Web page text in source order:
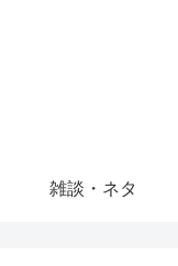
雑談・ネタ